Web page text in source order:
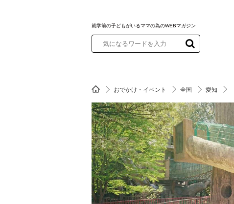
就学前の子どもがいるママの為のWEBマガジン
おでかけ・イベント 全国 愛知